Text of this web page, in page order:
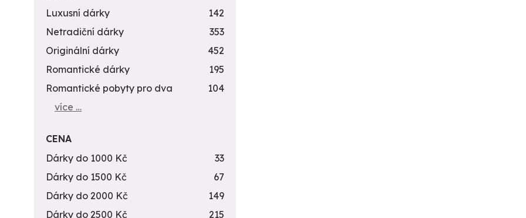
Luxusní dárky
142
Netradiční dárky
353
Originální dárky
452
Romantické dárky
195
Romantické pobyty pro dva
104
více …
CENA
Dárky do 1000 Kč
33
Dárky do 1500 Kč
67
Dárky do 2000 Kč
149
Dárky do 2500 Kč
215